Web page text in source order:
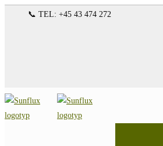
📞 TEL: +45 43 474 272